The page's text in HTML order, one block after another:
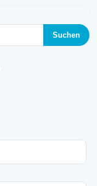
Suchen